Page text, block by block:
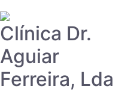
Clínica Dr.
Aguiar
Ferreira, Lda